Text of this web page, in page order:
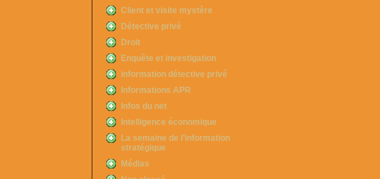
Client et visite mystère
Détective privé
Droit
Enquête et investigation
information détective privé
Informations APR
Infos du net
Intelligence économique
La semaine de l’information
stratégique
Médias